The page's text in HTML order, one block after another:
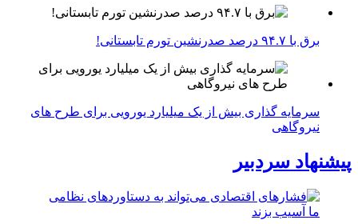
برق با ۹۴.۷ درصد صدرنشین تورم تابستانی!
سرمایه گذاری بیش از یک میلیارد یورویی برای طرح های
نیروگاهی
پیشنهاد سردبیر